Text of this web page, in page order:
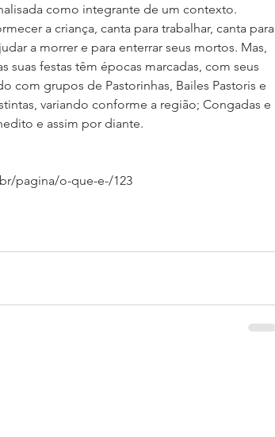
como integrante de um contexto.
a criança, canta para trabalhar, canta para
a morrer e para enterrar seus mortos. Mas,
suas festas têm épocas marcadas, com seus
com grupos de Pastorinhas, Bailes Pastoris e
variando conforme a região; Congadas e
e assim por diante.
pagina/o-que-e-/123